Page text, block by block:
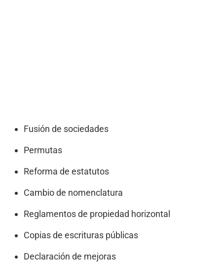
Fusión de sociedades
Permutas
Reforma de estatutos
Cambio de nomenclatura
Reglamentos de propiedad horizontal
Copias de escrituras públicas
Declaración de mejoras